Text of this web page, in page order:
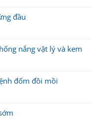
đầu
nắng vật lý và kem
đốm đồi mồi